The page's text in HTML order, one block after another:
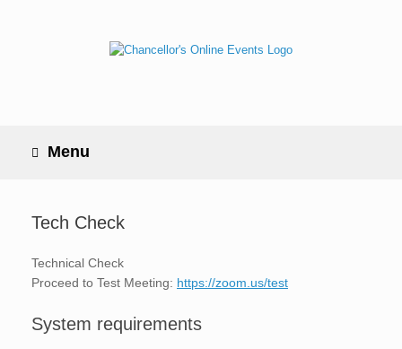
Menu
Tech Check
Technical Check
Proceed to Test Meeting: https://zoom.us/test
System requirements